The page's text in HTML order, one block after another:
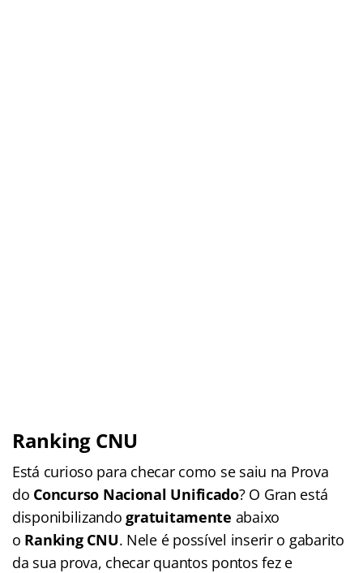
Ranking CNU
Está curioso para checar como se saiu na Prova
do Concurso Nacional Unificado? O Gran está
disponibilizandogratuitamente abaixo
o Ranking CNU. Nele é possível inserir o gabarito
da sua prova, checar quantos pontos fez e